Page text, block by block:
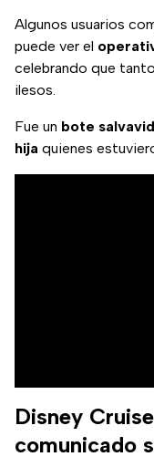
Algunos usuarios
puede ver el
celebrando que
ilesos.
Fue un bote
hija quienes
Disney
comunicado